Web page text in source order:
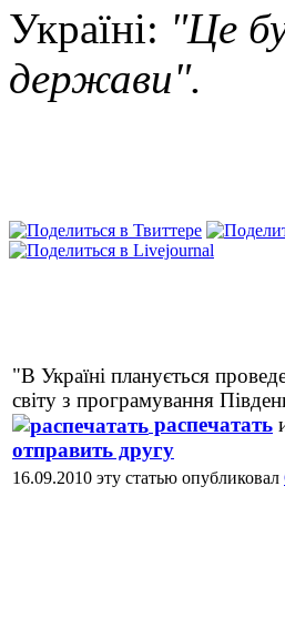
Україні: "Це
держави".
"В Україні планується
світу з програмування
распечатать
отправить другу
16.09.2010 эту статью опубликовал